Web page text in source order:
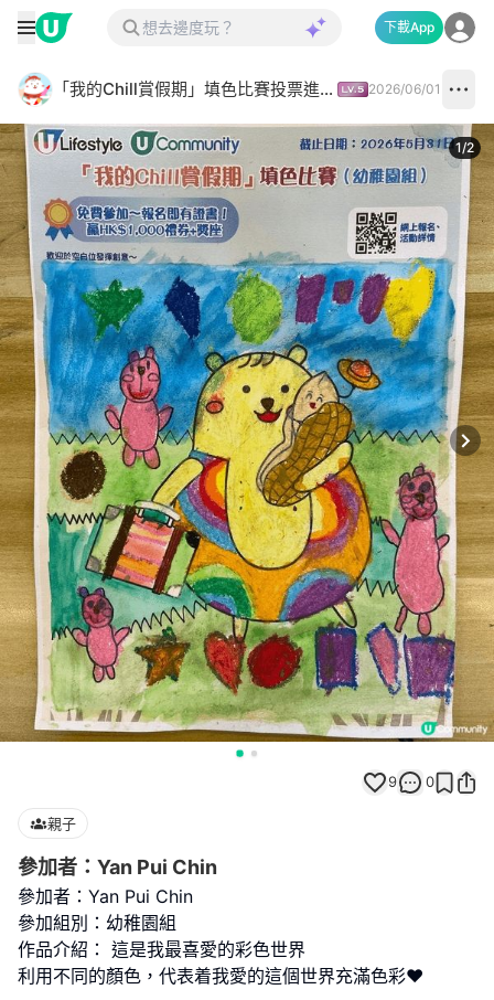
下載App
「我的Chill賞假期」填色比賽投票進行中✅ 2026/06/01
1/2
9 0
親子
參加者：Yan Pui Chin
參加者：Yan Pui Chin
參加組別：幼稚園組
作品介紹： 這是我最喜愛的彩色世界
利用不同的顏色，代表着我愛的這個世界充滿色彩❤️